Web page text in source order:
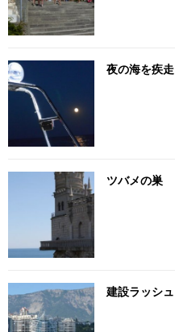
夜の海を疾走
ツバメの巣
建設ラッシュ